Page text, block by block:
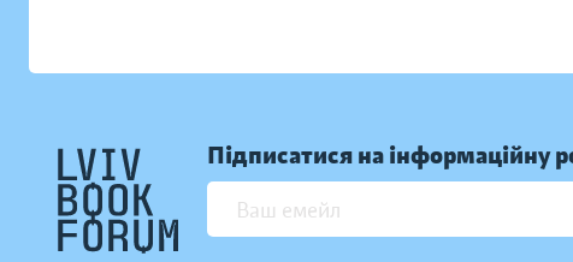
Підписатися на інформаційну